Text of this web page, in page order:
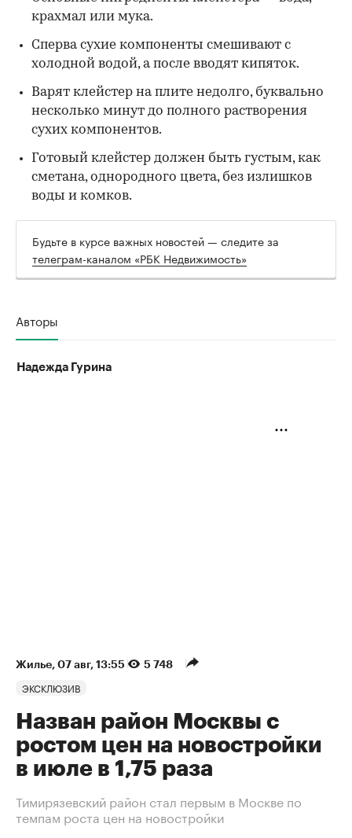
крахмал или мука.
Сперва сухие компоненты смешивают с
холодной водой, а после вводят кипяток.
Варят клейстер на плите недолго, буквально
несколько минут до полного растворения
сухих компонентов.
Готовый клейстер должен быть густым, как
сметана, однородного цвета, без излишков
воды и комков.
Будьте в курсе важных новостей — следите за
телеграм-каналом «РБК Недвижимость»
Авторы
Надежда Гурина
Жилье⁠, 07 авг, 13:55 5 748
ЭКСКЛЮЗИВ
Назван район Москвы с
ростом цен на новостройки
в июле в 1,75 раза
Тимирязевский район стал первым в Москве по
темпам роста цен на новостройки